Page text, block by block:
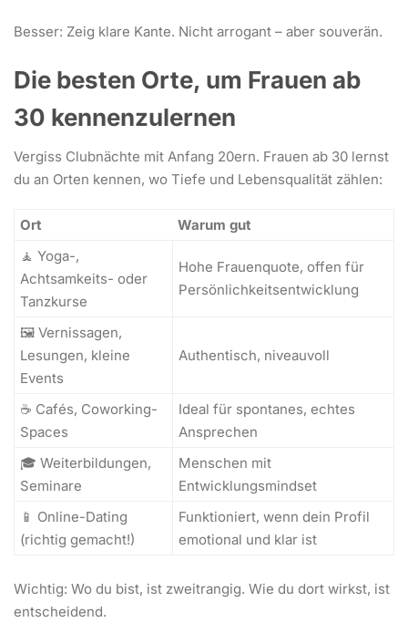
Besser: Zeig klare Kante. Nicht arrogant – aber souverän.
Die besten Orte, um Frauen ab
30 kennenzulernen
Vergiss Clubnächte mit Anfang 20ern. Frauen ab 30 lernst
du an Orten kennen, wo Tiefe und Lebensqualität zählen:
Ort
Warum gut
🧘 Yoga-,
Achtsamkeits- oder
Tanzkurse
Hohe Frauenquote, offen für
Persönlichkeitsentwicklung
🖼️ Vernissagen,
Lesungen, kleine
Events
Authentisch, niveauvoll
☕ Cafés, Coworking-
Spaces
Ideal für spontanes, echtes
Ansprechen
🎓 Weiterbildungen,
Seminare
Menschen mit
Entwicklungsmindset
📱 Online-Dating
(richtig gemacht!)
Funktioniert, wenn dein Profil
emotional und klar ist
Wichtig: Wo du bist, ist zweitrangig. Wie du dort wirkst, ist
entscheidend.